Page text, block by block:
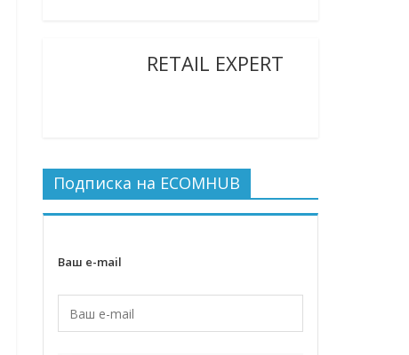
RETAIL EXPERT
Подписка на ECOMHUB
Ваш e-mail